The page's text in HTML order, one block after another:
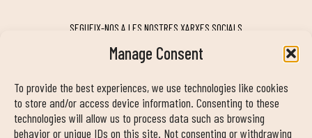
Manage Consent
To provide the best experiences, we use technologies like cookies
to store and/or access device information. Consenting to these
technologies will allow us to process data such as browsing
behavior or unique IDs on this site. Not consenting or withdrawing
SEGUEIX-NOS A LES NOSTRES XARXES SOCIALS
MY DUIN APP